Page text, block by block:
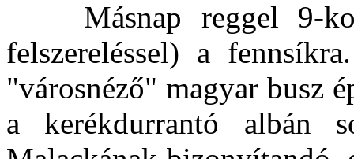
Másnap reggel 9-
felszereléssel) a
"városnéző" magyar busz
a kerékdurrantó albán